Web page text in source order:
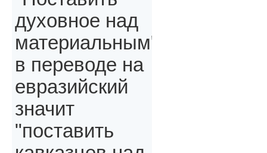
духовное над
материальным"
в переводе на
евразийский
значит
"поставить